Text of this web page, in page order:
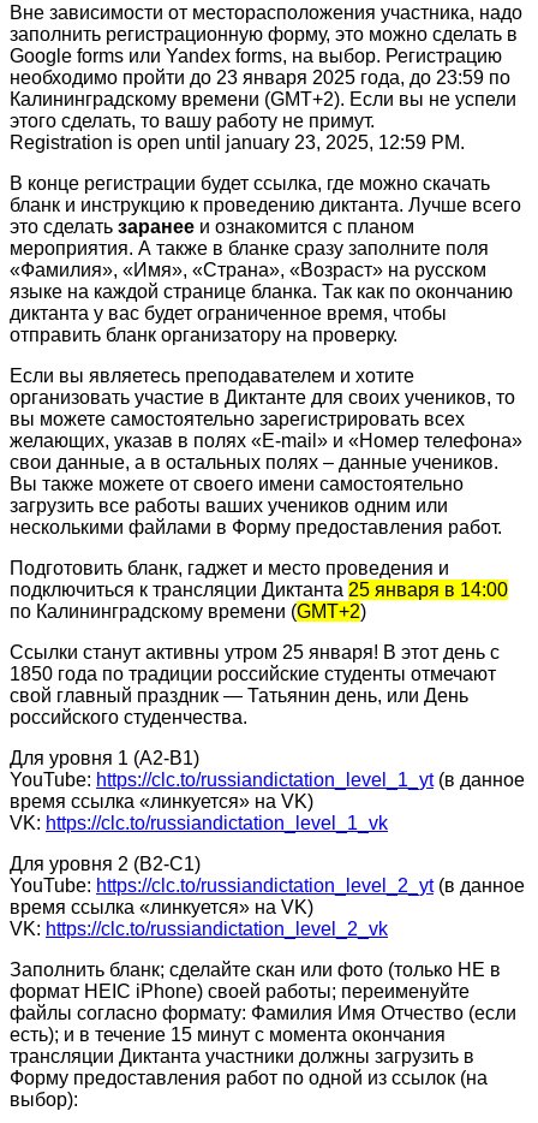
Вне зависимости от месторасположения участника, надо
заполнить регистрационную форму, это можно сделать в
Google forms или Yandex forms, на выбор. Регистрацию
необходимо пройти до 23 января 2025 года, до 23:59 по
Калининградскому времени (GMT+2). Если вы не успели
этого сделать, то вашу работу не примут.
Registration is open until january 23, 2025, 12:59 PM.
В конце регистрации будет ссылка, где можно скачать
бланк и инструкцию к проведению диктанта. Лучше всего
это сделать заранее и ознакомится с планом
мероприятия. А также в бланке сразу заполните поля
«Фамилия», «Имя», «Страна», «Возраст» на русском
языке на каждой странице бланка. Так как по окончанию
диктанта у вас будет ограниченное время, чтобы
отправить бланк организатору на проверку.
Если вы являетесь преподавателем и хотите
организовать участие в Диктанте для своих учеников, то
вы можете самостоятельно зарегистрировать всех
желающих, указав в полях «E-mail» и «Номер телефона»
свои данные, а в остальных полях – данные учеников.
Вы также можете от своего имени самостоятельно
загрузить все работы ваших учеников одним или
несколькими файлами в Форму предоставления работ.
Подготовить бланк, гаджет и место проведения и
подключиться к трансляции Диктанта 25 января в 14:00
по Калининградскому времени (GMT+2)
Ссылки станут активны утром 25 января! В этот день с
1850 года по традиции российские студенты отмечают
свой главный праздник — Татьянин день, или День
российского студенчества.
Для уровня 1 (А2-В1)
YouTube: https://clc.to/russiandictation_level_1_yt(в данное
время ссылка «линкуется» на VK)
VK: https://clc.to/russiandictation_level_1_vk
Для уровня 2 (В2-С1)
YouTube: https://clc.to/russiandictation_level_2_yt(в данное
время ссылка «линкуется» на VK)
VK: https://clc.to/russiandictation_level_2_vk
Заполнить бланк; сделайте скан или фото (только НЕ в
формат HEIC iPhone) своей работы; переименуйте
файлы согласно формату: Фамилия Имя Отчество (если
есть); и в течение 15 минут с момента окончания
трансляции Диктанта участники должны загрузить в
Форму предоставления работ по одной из ссылок (на
выбор):